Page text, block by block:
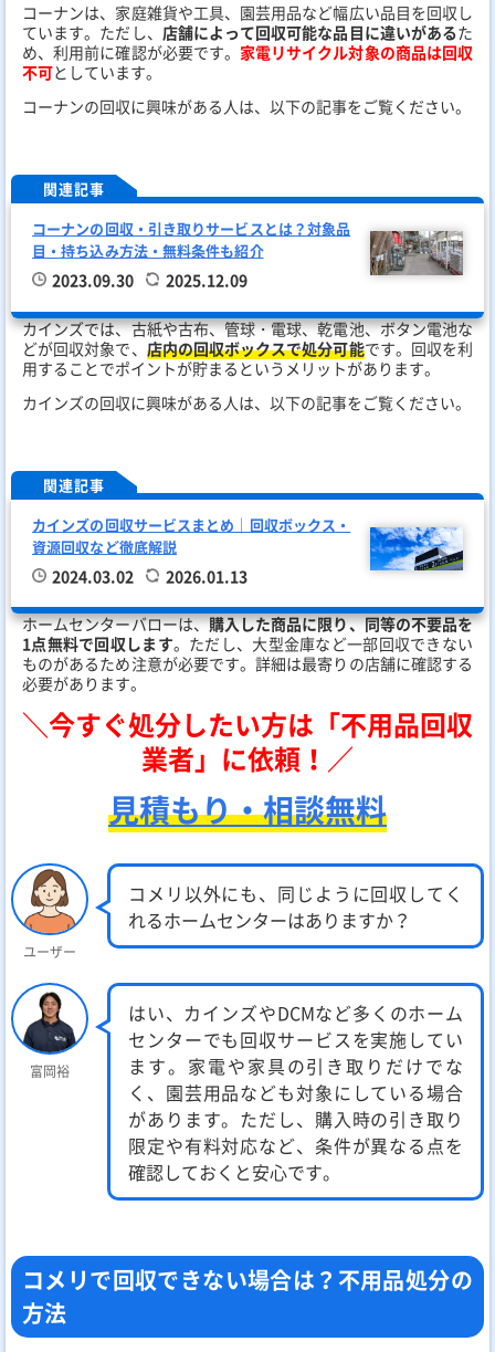
コーナンは、家庭雑貨や工具、園芸用品など幅広い品目を回収し
ています。ただし、 店舗によって回収可能な品目に違いがあるた
め、利用前に確認が必要です。 家電リサイクル対象の商品は回収
不可としています。
コーナンの回収に興味がある人は、以下の記事をご覧ください。
関連記事
コーナンの回収・引き取りサービスとは？対象品
目・持ち込み方法・無料条件も紹介
2023.09.30 2025.12.09
カインズでは、古紙や古布、管球・電球、乾電池、ボタン電池な
どが回収対象で、 店内の回収ボックスで処分可能です。回収を利
用することでポイントが貯まるというメリットがあります。
カインズの回収に興味がある人は、以下の記事をご覧ください。
関連記事
カインズの回収サービスまとめ｜回収ボックス・
資源回収など徹底解説
2024.03.02 2026.01.13
ホームセンターバローは、購入した商品に限り、同等の不要品を
1点無料で回収します。ただし、大型金庫など一部回収できない
ものがあるため注意が必要です。詳細は最寄りの店舗に確認する
必要があります。
＼今すぐ処分したい方は「不用品回収
業者」に依頼！／
見積もり・相談無料
ユーザー
コメリ以外にも、同じように回収してく
れるホームセンターはありますか？
富岡裕
はい、カインズやDCMなど多くのホーム
センターでも回収サービスを実施してい
ます。家電や家具の引き取りだけでな
く、園芸用品なども対象にしている場合
があります。ただし、購入時の引き取り
限定や有料対応など、条件が異なる点を
確認しておくと安心です。
コメリで回収できない場合は？不用品処分の
方法